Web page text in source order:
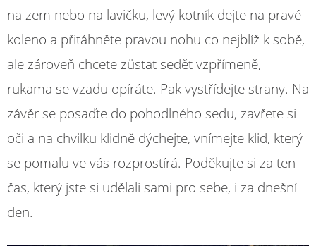
na zem nebo na lavičku, levý kotník dejte na pravé
koleno a přitáhněte pravou nohu co nejblíž k sobě,
ale zároveň chcete zůstat sedět vzpřímeně,
rukama se vzadu opíráte. Pak vystřídejte strany. Na
závěr se posaďte do pohodlného sedu, zavřete si
oči a na chvilku klidně dýchejte, vnímejte klid, který
se pomalu ve vás rozprostírá. Poděkujte si za ten
čas, který jste si udělali sami pro sebe, i za dnešní
den.